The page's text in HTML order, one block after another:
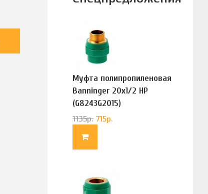
Муфта полипропиленовая
Banninger 20х1/2 НР
(G8243G2015)
1135р. 715р.